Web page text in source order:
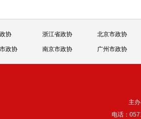
协 浙江省政协 北京市政协
政协 南京市政协 广州市政协
主
电话：